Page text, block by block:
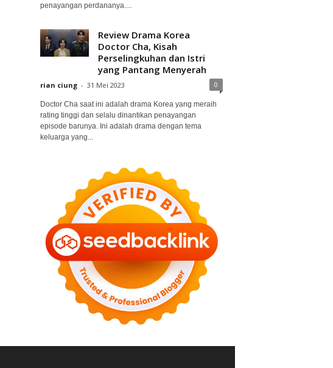
penayangan perdananya....
Review Drama Korea
Doctor Cha, Kisah
Perselingkuhan dan Istri
yang Pantang Menyerah
rian ciung - 31 Mei 2023 0
Doctor Cha saat ini adalah drama Korea yang meraih
rating tinggi dan selalu dinantikan penayangan
episode barunya. Ini adalah drama dengan tema
keluarga yang...